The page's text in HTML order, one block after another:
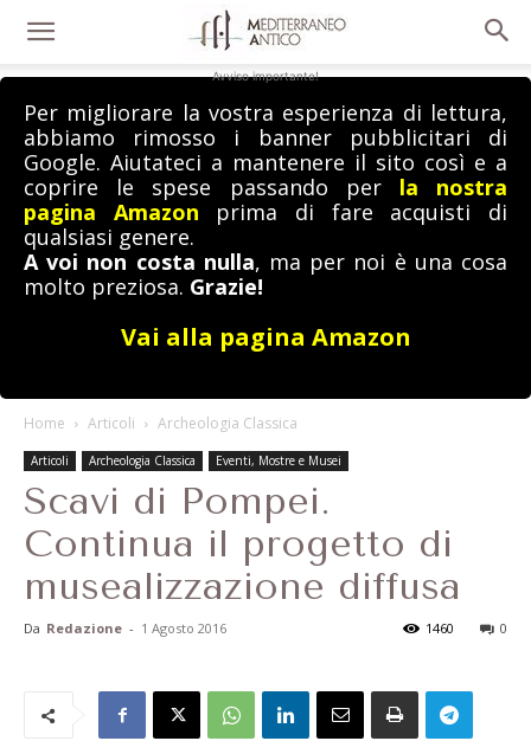
Avviso importante!
Per migliorare la vostra esperienza di lettura,
abbiamo rimosso i banner pubblicitari di
Google. Aiutateci a mantenere il sito così e a
coprire le spese passando per la nostra
pagina Amazon prima di fare acquisti di
qualsiasi genere.
A voi non costa nulla, ma per noi è una cosa
molto preziosa. Grazie!
Vai alla pagina Amazon
Home Articoli Archeologia Classica
Articoli Archeologia Classica Eventi, Mostre e Musei
Scavi di Pompei.
Continua il progetto di
musealizzazione diffusa
Da Redazione - 1 Agosto 2016 0
1460